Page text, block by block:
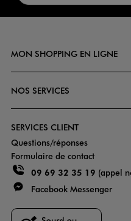
MON SHOPPING EN LIGNE
NOS SERVICES
SERVICES CLIENT
Questions/réponses
Formulaire de contact
09 69 32 35 19 (appel
Facebook Messenger